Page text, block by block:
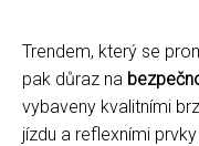
Trendem, který se
pak důraz na
vybaveny kvalitními
jízdu a reflexními